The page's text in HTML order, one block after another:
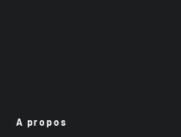
A propos